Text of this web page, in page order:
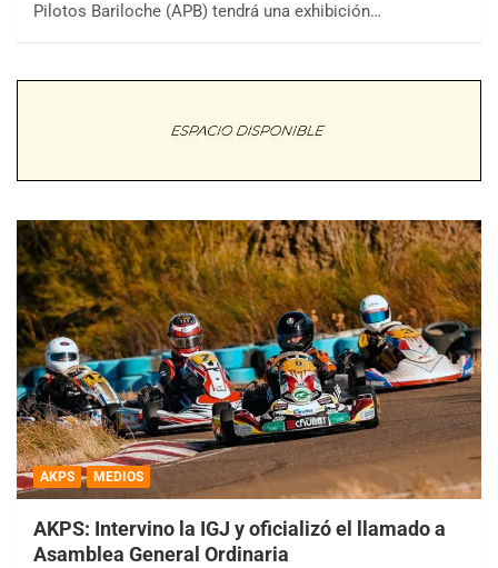
Pilotos Bariloche (APB) tendrá una exhibición…
AKPS MEDIOS
AKPS: Intervino la IGJ y oficializó el llamado a
Asamblea General Ordinaria